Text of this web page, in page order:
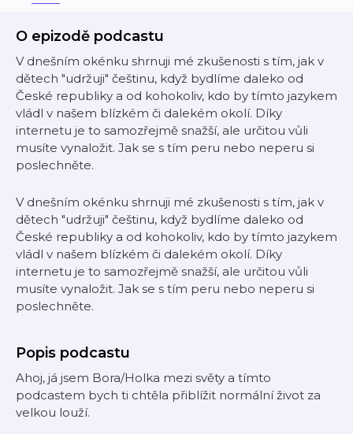
O epizodě podcastu
V dnešním okénku shrnuji mé zkušenosti s tím, jak v
dětech "udržuji" češtinu, když bydlíme daleko od
České republiky a od kohokoliv, kdo by tímto jazykem
vládl v našem blízkém či dalekém okolí. Díky
internetu je to samozřejmě snažší, ale určitou vůli
musíte vynaložit. Jak se s tím peru nebo neperu si
poslechněte.
V dnešním okénku shrnuji mé zkušenosti s tím, jak v
dětech "udržuji" češtinu, když bydlíme daleko od
České republiky a od kohokoliv, kdo by tímto jazykem
vládl v našem blízkém či dalekém okolí. Díky
internetu je to samozřejmě snažší, ale určitou vůli
musíte vynaložit. Jak se s tím peru nebo neperu si
poslechněte.
Popis podcastu
Ahoj, já jsem Bora/Holka mezi světy a tímto
podcastem bych ti chtěla přiblížit normální život za
velkou louží.